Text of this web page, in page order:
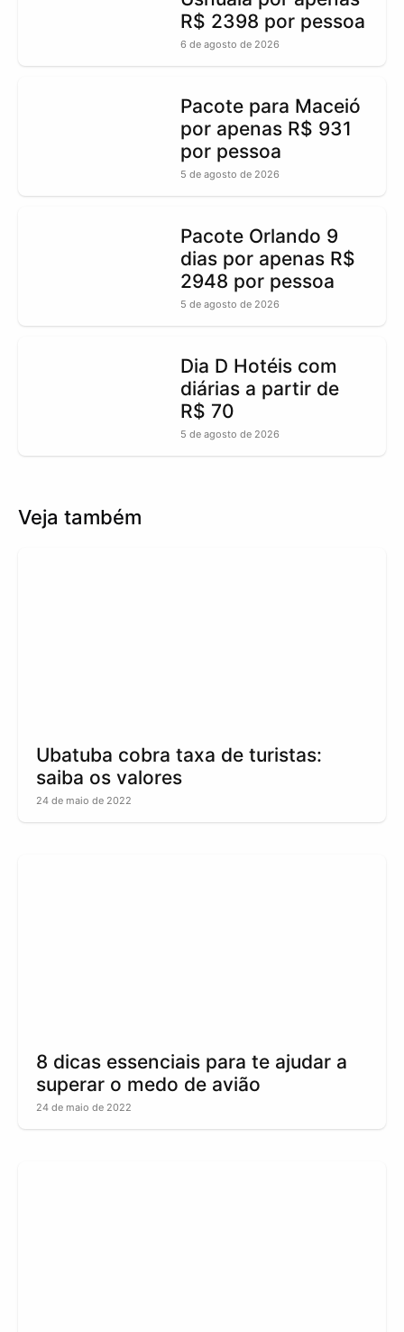
R$ 2398 por pessoa
6 de agosto de 2026
Pacote para Maceió
por apenas R$ 931
por pessoa
5 de agosto de 2026
Pacote Orlando 9
dias por apenas R$
2948 por pessoa
5 de agosto de 2026
Dia D Hotéis com
diárias a partir de
R$ 70
5 de agosto de 2026
Veja também
Ubatuba cobra taxa de turistas:
saiba os valores
24 de maio de 2022
8 dicas essenciais para te ajudar a
superar o medo de avião
24 de maio de 2022